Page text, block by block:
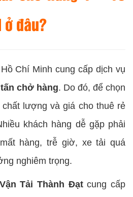
ở đâu?
Chí Minh cung cấp dịch vụ
chở hàng. Do đó, để chọn
lượng và giá cho thuê rẻ
khách hàng dễ gặp phải
hàng, trễ giờ, xe tải quá
nghiêm trọng.
Vận Tải Thành Đạtcung cấp